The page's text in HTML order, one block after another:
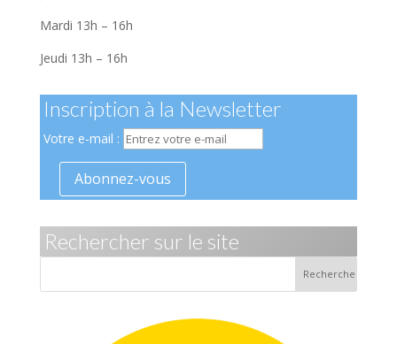
Mardi 13h – 16h
Jeudi 13h – 16h
Inscription à la Newsletter
Votre e-mail :
Rechercher sur le site